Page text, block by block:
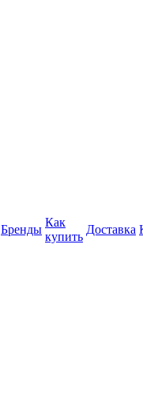
Бренды
Как
купить
Доставка